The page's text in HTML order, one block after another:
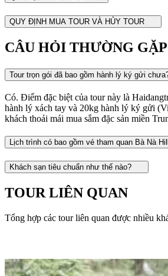
QUY ĐỊNH MUA TOUR VÀ HỦY TOUR
CÂU HỎI THƯỜNG GẶP
Tour trọn gói đã bao gồm hành lý ký gửi
Có. Điểm đặc biệt của tour này là
hành lý xách tay và 20kg hành lý ký gửi
khách thoải mái mua sắm đặc sản miền
Lịch trình có bao gồm vé tham quan Bà Nà
Khách sạn tiêu chuẩn như thế nào?
TOUR LIÊN QUAN
Tổng hợp các tour liên quan được nhiều